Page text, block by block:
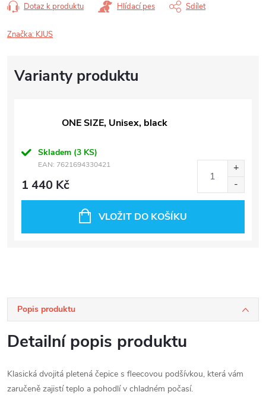
Dotaz k produktu Hlídací pes Sdílet
Značka: KJUS
ONE SIZE, Unisex, black
Skladem (3 KS)
EAN: 7621694330421
1 440 Kč
VLOŽIT DO KOŠÍKU
Popis produktu
Detailní popis produktu
Klasická dvojitá pletená čepice s fleecovou podšívkou, která vám
zaručeně zajistí teplo a pohodlí v chladném počasí.